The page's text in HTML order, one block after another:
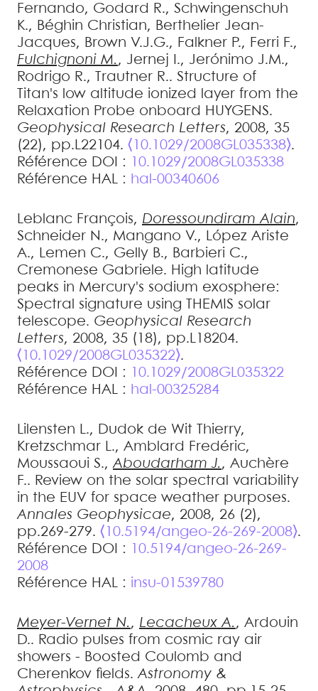
Fernando, Godard R., Schwingenschuh
K., Béghin Christian, Berthelier Jean-
Jacques, Brown V.J.G., Falkner P., Ferri F.,
Fulchignoni M., Jernej I., Jerónimo J.M.,
Rodrigo R., Trautner R.. Structure of
Titan's low altitude ionized layer from the
Relaxation Probe onboard HUYGENS.
Geophysical Research Letters, 2008, 35
(22), pp.L22104. ⟨10.1029/2008GL035338⟩.
Référence DOI :
10.1029/2008GL035338
Référence HAL : hal-00340606
Leblanc François, Doressoundiram Alain,
Schneider N., Mangano V., López Ariste
A., Lemen C., Gelly B., Barbieri C.,
Cremonese Gabriele. High latitude
peaks in Mercury's sodium exosphere:
Spectral signature using THEMIS solar
telescope. Geophysical Research
Letters, 2008, 35 (18), pp.L18204.
⟨10.1029/2008GL035322⟩.
Référence DOI :
10.1029/2008GL035322
Référence HAL : hal-00325284
Lilensten L., Dudok de Wit Thierry,
Kretzschmar L., Amblard Fredéric,
Moussaoui S.,Aboudarham J., Auchère
F.. Review on the solar spectral variability
in the EUV for space weather purposes.
Annales Geophysicae, 2008, 26 (2),
pp.269-279. ⟨10.5194/angeo-26-269-2008⟩.
Référence DOI :
10.5194/angeo-26-269-
2008
Référence HAL : insu-01539780
Meyer-Vernet N., Lecacheux A., Ardouin
D.. Radio pulses from cosmic ray air
showers - Boosted Coulomb and
Cherenkov fields.Astronomy &